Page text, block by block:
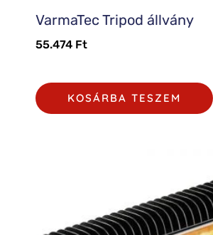
VarmaTec Tripod állvány
55.474 Ft
KOSÁRBA TESZEM